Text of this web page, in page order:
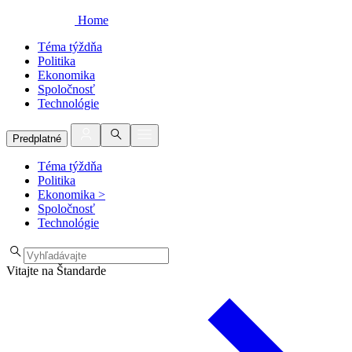
Home
Téma týždňa
Politika
Ekonomika
Spoločnosť
Technológie
Predplatné
Téma týždňa
Politika
Ekonomika >
Spoločnosť
Technológie
Vitajte na Štandarde